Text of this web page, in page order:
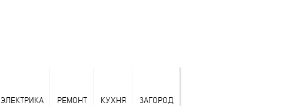
ЭЛЕКТРИКА РЕМОНТ КУХНЯ ЗАГОРОД